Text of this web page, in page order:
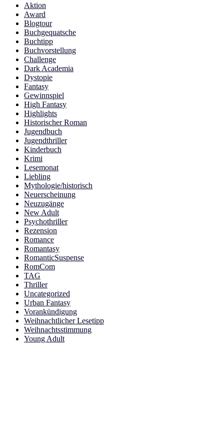
Aktion
Award
Blogtour
Buchgequatsche
Buchtipp
Buchvorstellung
Challenge
Dark Academia
Dystopie
Fantasy
Gewinnspiel
High Fantasy
Highlights
Historischer Roman
Jugendbuch
Jugendthriller
Kinderbuch
Krimi
Lesemonat
Liebling
Mythologie/historisch
Neuerscheinung
Neuzugänge
New Adult
Psychothriller
Rezension
Romance
Romantasy
RomanticSuspense
RomCom
TAG
Thriller
Uncategorized
Urban Fantasy
Vorankündigung
Weihnachtlicher Lesetipp
Weihnachtsstimmung
Young Adult